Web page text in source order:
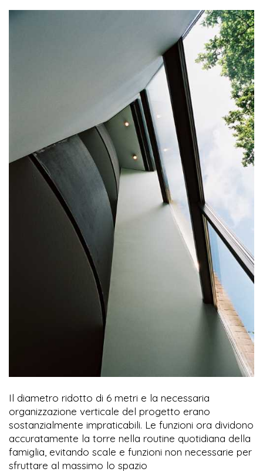
Il diametro ridotto di 6 metri e la necessaria
organizzazione verticale del progetto erano
sostanzialmente impraticabili. Le funzioni ora dividono
accuratamente la torre nella routine quotidiana della
famiglia, evitando scale e funzioni non necessarie per
sfruttare al massimo lo spazio